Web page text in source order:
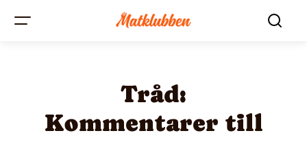
Tråd:
Kommentarer till